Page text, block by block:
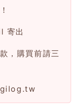
寄出
，購買前請三